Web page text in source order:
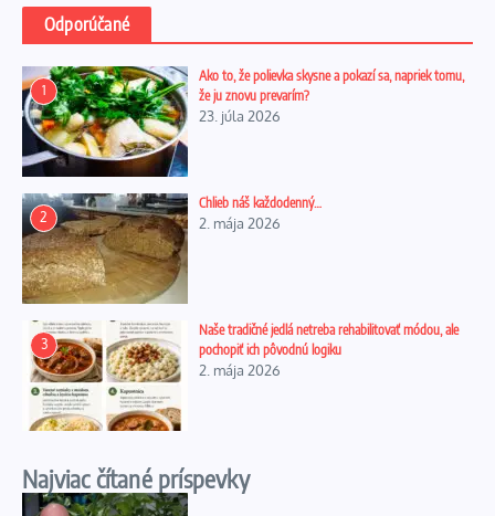
Odporúčané
1
Ako to, že polievka skysne a pokazí sa, napriek tomu,
že ju znovu prevarím?
23. júla 2026
2
Chlieb náš každodenný…
2. mája 2026
3
Naše tradičné jedlá netreba rehabilitovať módou, ale
pochopiť ich pôvodnú logiku
2. mája 2026
Najviac čítané príspevky